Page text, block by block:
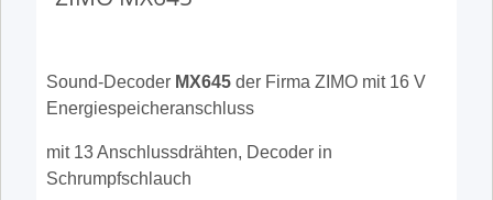
Sound-Decoder MX645der Firma ZIMO mit 16 V
Energiespeicheranschluss
mit 13 Anschlussdrähten, Decoder in
Schrumpfschlauch